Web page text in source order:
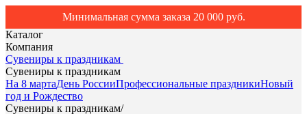
Минимальная сумма заказа 20 000 руб.
Каталог
Компания
Сувениры к праздникам
Сувениры к праздникам
На 8 мартаДень РоссииПрофессиональные праздникиНовый
год и Рождество
Сувениры к праздникам/